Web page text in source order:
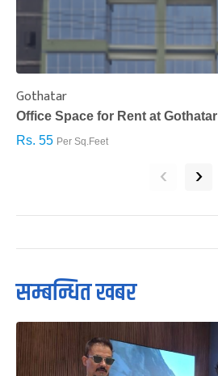
Gothatar
Office Space for Rent at Gothatar
Rs. 55 Per Sq.Feet
‹ ›
सम्बन्धित खबर